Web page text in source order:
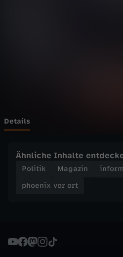
t
A
r
Details
Ähnliche Inhalte
Politik Magazin
phoenix vor ort